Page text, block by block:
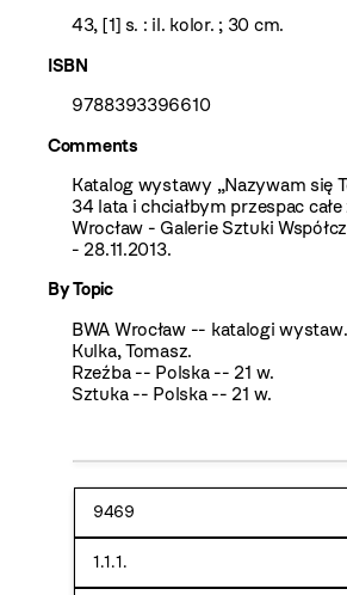
43, [1] s. : il. kolor. ; 30 cm.
ISBN
9788393396610
Comments
Katalog wystawy „Nazywam się
34 lata i chciałbym przespac
Wrocław - Galerie Sztuki
- 28.11.2013.
By Topic
BWA Wrocław -- katalogi wystaw.
Kulka, Tomasz.
Rzeźba -- Polska -- 21 w.
Sztuka -- Polska -- 21 w.
9469
1.1.1.